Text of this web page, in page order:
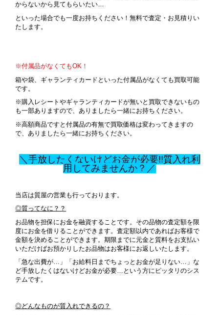
からないから見てもらいたい…
といった場合でも一度お持ちください！無料で査定・お見積りい
たします。
※付属品がなくてもOK！
箱や袋、ギャランティカードといった付属品がなくても買取可能
です。
※購入レシートやギャランティカードが無いと買取できないもの
も一部ありますので、ありましたら一緒にお持ちください。
※高額商品ですと付属品の有無で買取価格は変わってきますの
で、ありましたら一緒にお持ちください。
＼手放したくないけどお金が必要!!質入れ利
用してみませんか？／
当店は質屋の営業も行っております。
◎質ってなに？？
お品物を担保にお金を融資することです。その品物の査定額を限
度にお金を借りることができます。査定額以内であればお客様で
金額を決めることができます。期限までに元金と質料をお支払い
いただけばお預かりしたお品物はお客様にお返しいたします。
「急な出費が…」「お給料日までちょっとお金が足りない…」な
ど手放したくはないけどお金が必要…という方にピッタリのシス
テムです。
◎どんなものが質入れできるの？